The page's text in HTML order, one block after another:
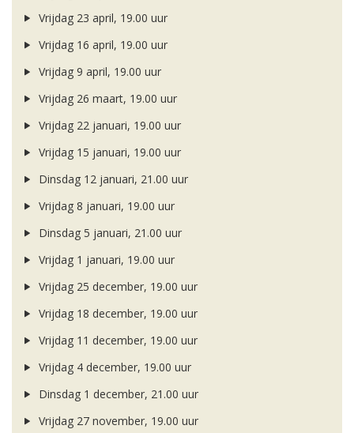
Vrijdag 23 april, 19.00 uur
Vrijdag 16 april, 19.00 uur
Vrijdag 9 april, 19.00 uur
Vrijdag 26 maart, 19.00 uur
Vrijdag 22 januari, 19.00 uur
Vrijdag 15 januari, 19.00 uur
Dinsdag 12 januari, 21.00 uur
Vrijdag 8 januari, 19.00 uur
Dinsdag 5 januari, 21.00 uur
Vrijdag 1 januari, 19.00 uur
Vrijdag 25 december, 19.00 uur
Vrijdag 18 december, 19.00 uur
Vrijdag 11 december, 19.00 uur
Vrijdag 4 december, 19.00 uur
Dinsdag 1 december, 21.00 uur
Vrijdag 27 november, 19.00 uur